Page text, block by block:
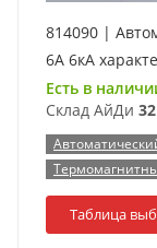
814090 |
6А 6кА
Есть в
Склад АйДи
Таблица